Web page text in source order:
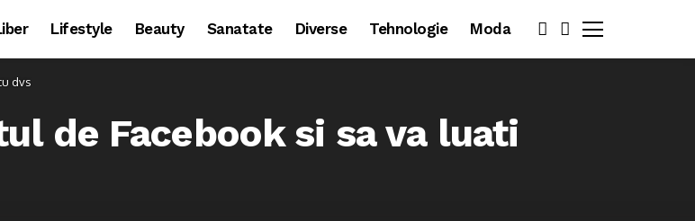
Lifestyle Beauty Sanatate Diverse Tehnologie Moda
dvs
de Facebook si sa va luati